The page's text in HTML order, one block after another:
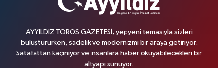
AYYILDIZ TOROS GAZETESİ, yepyeni temasıyla sizleri
buluştururken, sadelik ve modernizmi bir araya getiriyor.
Şatafattan kaçınıyor ve insanlara haber okuyabilecekleri bir
altyapı sunuyor.